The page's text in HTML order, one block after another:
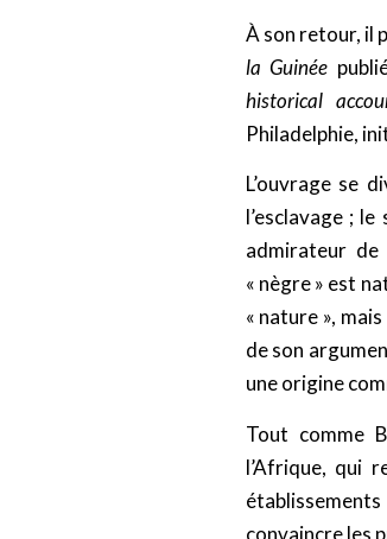
À son retour, il
la Guinée
historical
Philadelphie,
L’ouvrage se
l’esclavage ;
admirateur
« nègre » est
« nature »,
de son
une origine
Tout comme
l’Afrique, qui
convaincre les